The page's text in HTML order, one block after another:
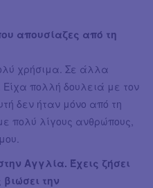
απουσίαζες από τη
χρήσιμα. Σε άλλα
πολλή δουλειά με τον
δεν ήταν μόνο από τη
πολύ λίγους ανθρώπους,
Αγγλία. Έχεις ζήσει
την